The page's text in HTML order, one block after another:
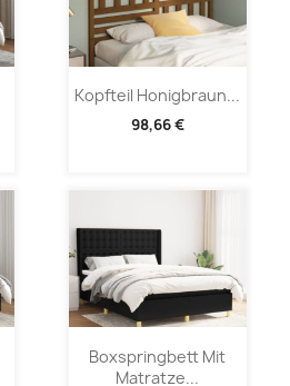
Kopfteil Honigbraun...
98,66 €
Boxspringbett Mit
Matratze...